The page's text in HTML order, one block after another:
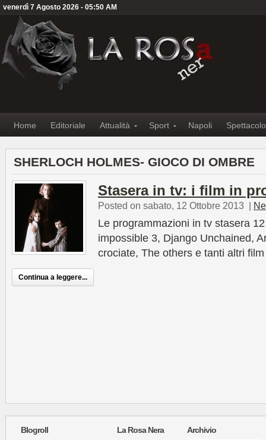
venerdì 7 Agosto 2026 - 05:50 AM
Home Editoriale Attualità Sport Napoli Spettacolo
SHERLOCH HOLMES- GIOCO DI OMBRE
Stasera in tv: i film in
Posted on sabato, 12 Ottobre 2013 |
Le programmazioni in tv stasera
impossible 3, Django Unchained,
crociate, The others e tanti altri film
Continua a leggere...
Blogroll La Rosa Nera Archivio